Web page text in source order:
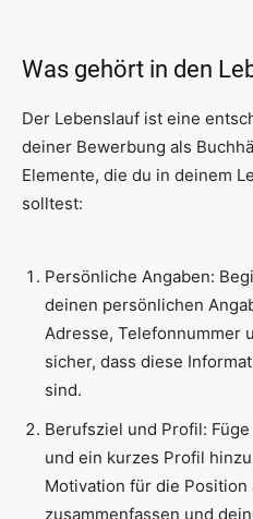
Was gehört in den
Der Lebenslauf ist eine
deiner Bewerbung als
Elemente, die du in deinem
solltest:
Persönliche Angaben:
deinen persönlichen
Adresse, Telefonnummer
sicher, dass diese
sind.
Berufsziel und Profil:
und ein kurzes Profil
Motivation für die Position
zusammenfassen und